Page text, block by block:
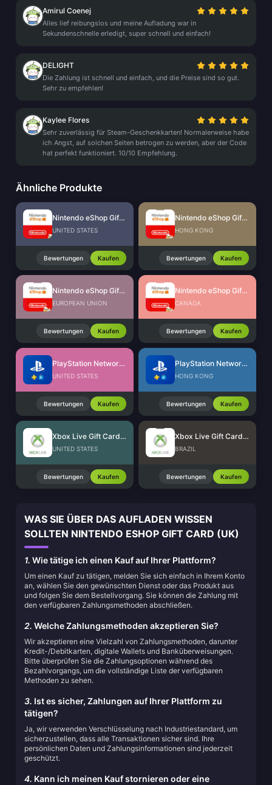
Amirul Coenej
Alles lief reibungslos und meine Aufladung war in
Sekundenschnelle erledigt, super schnell und einfach!
DELIGHT
Die Zahlung ist schnell und einfach, und die Preise sind so gut.
Sehr zu empfehlen!
Kaylee Flores
Sehr zuverlässig für Steam-Geschenkkarten! Normalerweise habe
ich Angst, auf solchen Seiten betrogen zu werden, aber der Code
hat perfekt funktioniert. 10/10 Empfehlung.
Ähnliche Produkte
Nintendo eShop Gift Card (US)
UNITED STATES
Bewertungen Kaufen
Nintendo eShop Gift Card (HK)
HONG KONG
Bewertungen Kaufen
Nintendo eShop Gift Card (EU)
EUROPEAN UNION
Bewertungen Kaufen
Nintendo eShop Gift Card (CA)
CANADA
Bewertungen Kaufen
PlayStation Network Card (US)
UNITED STATES
Bewertungen Kaufen
PlayStation Network Card (HK)
HONG KONG
Bewertungen Kaufen
Xbox Live Gift Card (US)
UNITED STATES
Bewertungen Kaufen
Xbox Live Gift Card (BR)
BRAZIL
Bewertungen Kaufen
WAS SIE ÜBER DAS AUFLADEN WISSEN
SOLLTEN NINTENDO ESHOP GIFT CARD (UK)
1. Wie tätige ich einen Kauf auf Ihrer Plattform?
Um einen Kauf zu tätigen, melden Sie sich einfach in Ihrem Konto
an, wählen Sie den gewünschten Dienst oder das Produkt aus
und folgen Sie dem Bestellvorgang. Sie können die Zahlung mit
den verfügbaren Zahlungsmethoden abschließen.
2. Welche Zahlungsmethoden akzeptieren Sie?
Wir akzeptieren eine Vielzahl von Zahlungsmethoden, darunter
Kredit-/Debitkarten, digitale Wallets und Banküberweisungen.
Bitte überprüfen Sie die Zahlungsoptionen während des
Bezahlvorgangs, um die vollständige Liste der verfügbaren
Methoden zu sehen.
3. Ist es sicher, Zahlungen auf Ihrer Plattform zu
tätigen?
Ja, wir verwenden Verschlüsselung nach Industriestandard, um
sicherzustellen, dass alle Transaktionen sicher sind. Ihre
persönlichen Daten und Zahlungsinformationen sind jederzeit
geschützt.
4. Kann ich meinen Kauf stornieren oder eine